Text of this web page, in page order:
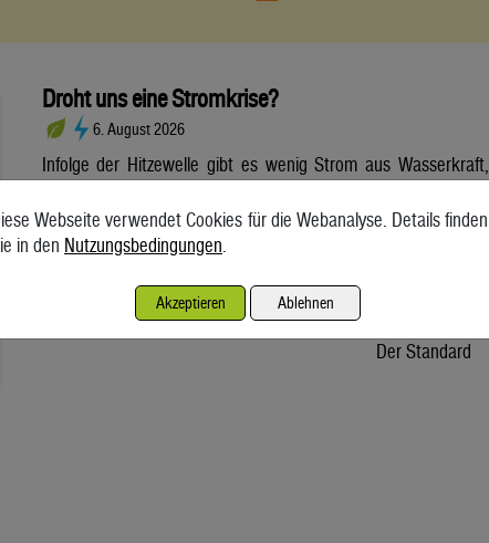
Droht uns eine Stromkrise?
6. August 2026
Infolge der Hitzewelle gibt es wenig Strom aus Wasserkraft,
Wetterextreme auf die Stromerzeugung und die Netze
auswirken. Die anhaltende Hitzewelle bringt die Stromnetze in
Verbund ein Drittel der Wassermenge. Wie verlässlich sind die
erneuerbaren Energien und halten unsere […]
Der Standard
Webseite verwendet Cookies für die Webanalyse. Details finden
in den Nutzungsbedingungen
Akzeptieren Ablehnen